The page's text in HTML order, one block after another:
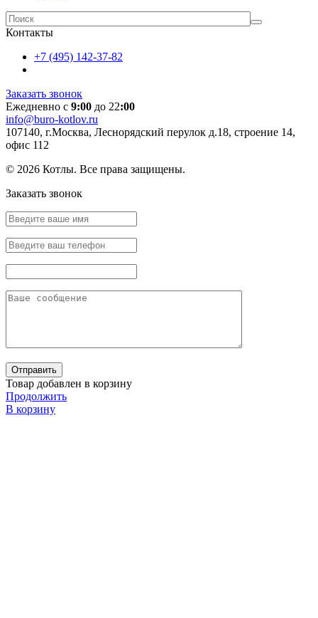
Контакты
+7 (495) 142-37-82
Заказать звонок
Ежедневно с 9:00 до 22:00
info@buro-kotlov.ru
107140, г.Москва, Леснорядский перулок д.18, строение 14,
офис 112
© 2026 Котлы. Все права защищены.
Заказать звонок
Товар добавлен в корзину
Продолжить
В корзину